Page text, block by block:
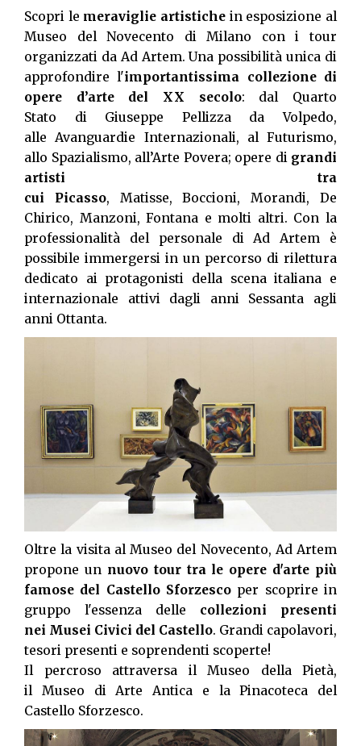
Scopri le meraviglie artistiche in esposizione al
Museo del Novecento di Milano con i tour
organizzati da Ad Artem. Una possibilità unica di
approfondire l'importantissima collezione di
opere d’arte del XX secolo: dal Quarto
Stato di Giuseppe Pellizza da Volpedo,
alle Avanguardie Internazionali, al Futurismo,
allo Spazialismo, all’Arte Povera; opere di grandi
artisti tra
cui Picasso, Matisse, Boccioni, Morandi, De
Chirico, Manzoni, Fontana e molti altri. Con la
professionalità del personale di Ad Artem è
possibile immergersi in un percorso di rilettura
dedicato ai protagonisti della scena italiana e
internazionale attivi dagli anni Sessanta agli
anni Ottanta.
Oltre la visita al Museo del Novecento, Ad Artem
propone un nuovo tour tra le opere d'arte più
famose del Castello Sforzesco per scoprire in
gruppo l'essenza delle collezioni presenti
nei Musei Civici del Castello. Grandi capolavori,
tesori presenti e soprendenti scoperte!
Il percroso attraversa il Museo della Pietà,
il Museo di Arte Antica e la Pinacoteca del
Castello Sforzesco.